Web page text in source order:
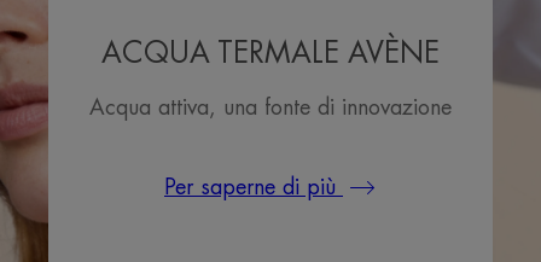
ACQUA TERMALE AVÈNE
Acqua attiva, una fonte di innovazione
Per saperne di più